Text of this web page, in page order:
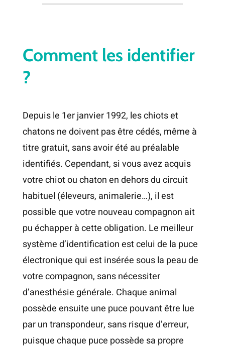
BOUTIQUE
Comment les identifier
?
Depuis le 1er janvier 1992, les chiots et
chatons ne doivent pas être cédés, même à
titre gratuit, sans avoir été au préalable
identifiés. Cependant, si vous avez acquis
votre chiot ou chaton en dehors du circuit
habituel (éleveurs, animalerie…), il est
possible que votre nouveau compagnon ait
pu échapper à cette obligation. Le meilleur
système d’identification est celui de la puce
électronique qui est insérée sous la peau de
votre compagnon, sans nécessiter
d’anesthésie générale. Chaque animal
possède ensuite une puce pouvant être lue
par un transpondeur, sans risque d’erreur,
puisque chaque puce possède sa propre